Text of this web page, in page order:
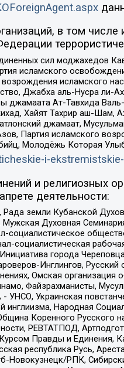
в том числе
сил моджахедов
исламского
исламского
Джабха аль-Нусра
джамаата Ат-Тавхида
Хайят Тахрир аш-Шам,
джамаат,
Партия исламского
Молодёжь Которая
i-
и религиозных
деятельности:
Рада земли Кубанской
Духовная
социалистическое
социалистическая
города
Инглингов,
Омская организация
Файзрахманисты,
Украинская
инглиизма, Народная
Коренного Русского
РЕВТАТПОД,
Правды и Единения,
республика Русь,
Новокузнецк/РПК,